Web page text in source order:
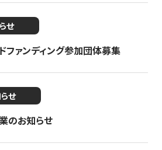
せ
ファンディング参加団体募集
せ
のお知らせ